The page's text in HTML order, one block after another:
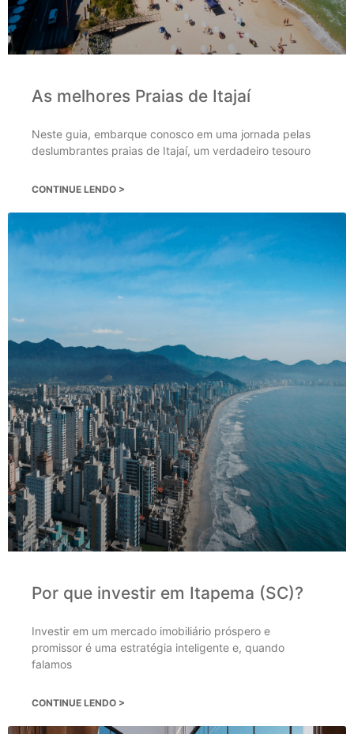
As melhores Praias de Itajaí
Neste guia, embarque conosco em uma jornada pelas
deslumbrantes praias de Itajaí, um verdadeiro tesouro
CONTINUE LENDO >
Por que investir em Itapema (SC)?
Investir em um mercado imobiliário próspero e
promissor é uma estratégia inteligente e, quando
falamos
CONTINUE LENDO >